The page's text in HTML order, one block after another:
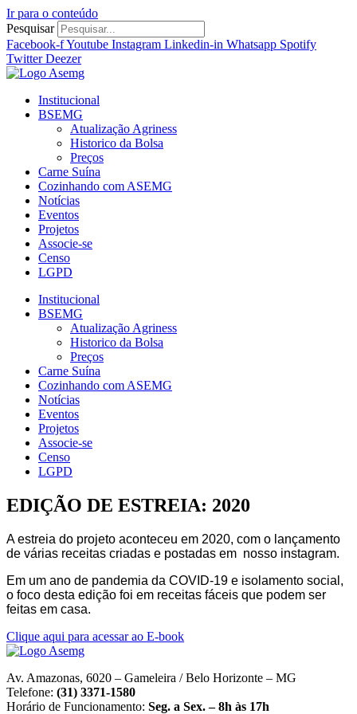
Ir para o conteúdo
Pesquisar
Facebook-fYoutube Instagram Linkedin-in Whatsapp Spotify
Twitter Deezer
Institucional
BSEMG
Atualização Agriness
Historico da Bolsa
Preços
Carne Suína
Cozinhando com ASEMG
Notícias
Eventos
Projetos
Associe-se
Censo
LGPD
Institucional
BSEMG
Atualização Agriness
Historico da Bolsa
Preços
Carne Suína
Cozinhando com ASEMG
Notícias
Eventos
Projetos
Associe-se
Censo
LGPD
EDIÇÃO DE ESTREIA: 2020
A estreia do projeto aconteceu em 2020, com o lançamento
de várias receitas criadas e postadas em nosso instagram.
Em um ano de pandemia da COVID-19 e isolamento social,
o foco desta edição foi em receitas fáceis que podem ser
feitas em casa.
Clique aqui para acessar ao E-book
Av. Amazonas, 6020 – Gameleira / Belo Horizonte – MG
Telefone: (31) 3371-1580
Horário de Funcionamento: Seg. a Sex. – 8h às 17h